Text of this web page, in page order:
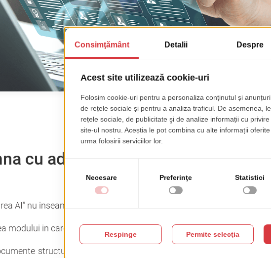
cu adevarat „folosirea AI” in
AI” nu inseamna instalarea unui modul si atat.
modului in care informatia circula prin sistem.
structurate. Sunt naratiuni personale scrise in mii de stiluri